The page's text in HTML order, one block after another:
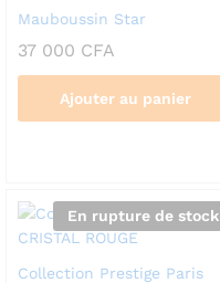
Mauboussin Star
37 000 CFA
Ajouter au panier
En rupture de stock
Collection Prestige Paris